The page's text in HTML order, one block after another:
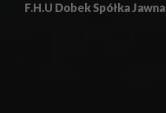
F.H.U Dobek Spółka Jawna